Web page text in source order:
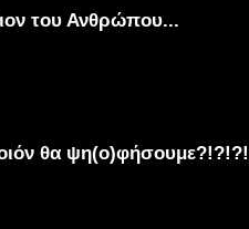
του Ανθρώπου...
θα ψη(ο)φήσουμε?!?!?!